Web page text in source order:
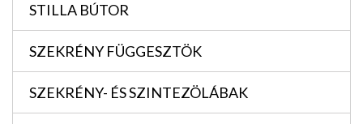
STILLA BÚTOR
SZEKRÉNY FÜGGESZTÖK
SZEKRÉNY- ÉS SZINTEZÖLÁBAK